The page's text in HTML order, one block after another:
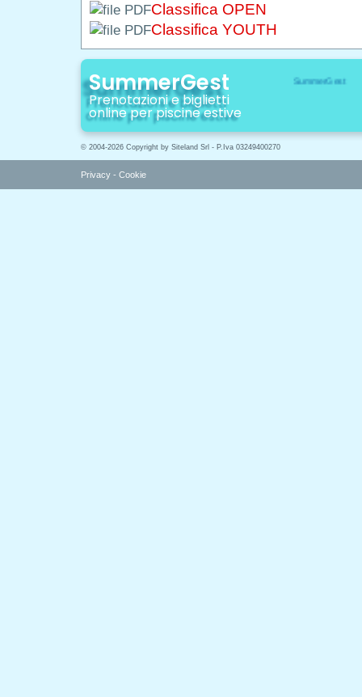
Classifica OPEN
Classifica YOUTH
SummerGest
Prenotazioni e biglietti
online per piscine estive
© 2004-2026 Copyright by Siteland Srl - P.Iva 03249400270
Privacy - Cookie